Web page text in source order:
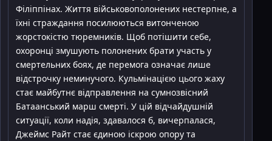
Філіппінах. Життя військовополонених нестерпне, а
їхні страждання посилюються витонченою
жорстокістю тюремників. Щоб потішити себе,
охоронці змушують полонених брати участь у
смертельних боях, де перемога означає лише
відстрочку неминучого. Кульмінацією цього жаху
стає майбутнє відправлення на сумнозвісний
Батаанський марш смерті. У цій відчайдушній
ситуації, коли надія, здавалося б, вичерпалася,
Джеймс Райт стає єдиною іскрою опору та